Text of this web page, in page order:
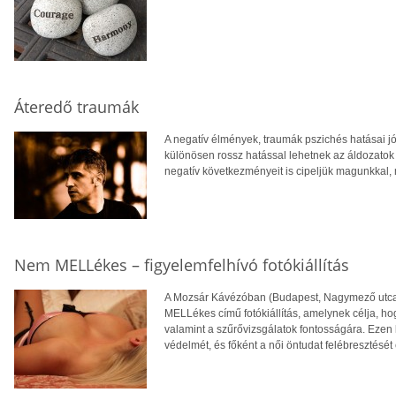
Áteredő traumák
A negatív élmények, traumák pszichés hatásai
különösen rossz hatással lehetnek az
negatív következményeit is cipeljük
Nem MELLékes – figyelemfelhívó fotókiállítás
A Mozsár Kávézóban (Budapest, Nagymező
MELLékes című fotókiállítás, amelynek célja,
valamint a szűrővizsgálatok fontosságára.
védelmét, és főként a női öntudat